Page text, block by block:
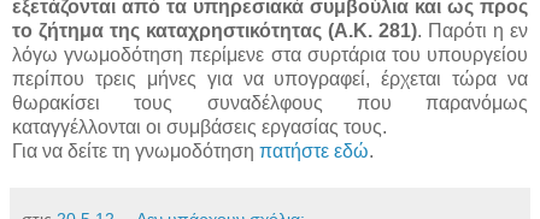
εξετάζονται από τα υπηρεσιακά συμβούλια και ως προς
το ζήτημα της καταχρηστικότητας (Α.Κ. 281). Παρότι η εν
λόγω γνωμοδότηση περίμενε στα συρτάρια του υπουργείου
περίπου τρεις μήνες για να υπογραφεί, έρχεται τώρα να
θωρακίσει τους συναδέλφους που παρανόμως
καταγγέλλονται οι συμβάσεις εργασίας τους.
Για να δείτε τη γνωμοδότηση πατήστε εδώ.